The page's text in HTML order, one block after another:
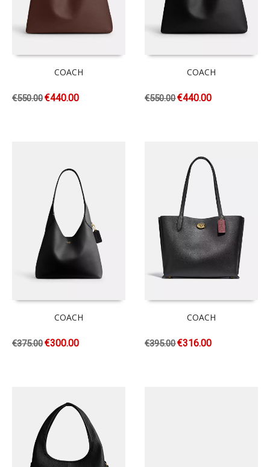
COACH
€550.00€440.00
COACH
€550.00€440.00
COACH
€375.00€300.00
COACH
€395.00€316.00